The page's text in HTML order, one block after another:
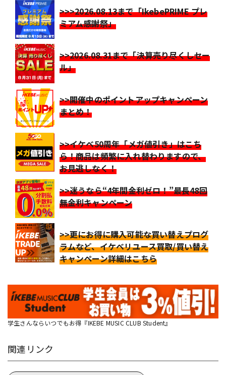
>>>2026.08.13まで「IkebePRIME プレ
ミアム感謝祭」
>>2026.08.31まで「決算売り尽くしセー
ル」
>>開催中のポイントアップキャンペーン
まとめ！
>>イケベ50周年「メガ値引き」はこち
ら！商品は頻繁に入れ替わりますので、
お見逃しなく！
>>迷うなら“4年間金利ゼロ！”最長48回
無金利キャンペーン
>>更にお得に購入可能な買い替えプログ
ラムなど、イケベリユース買取/買い替え
キャンペーン詳細はこちら
学生さんならいつでもお得『IKEBE MUSIC CLUB Student』
関連リンク